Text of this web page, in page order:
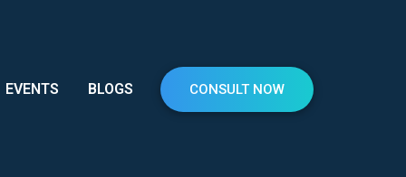
EVENTS BLOGS CONSULT NOW